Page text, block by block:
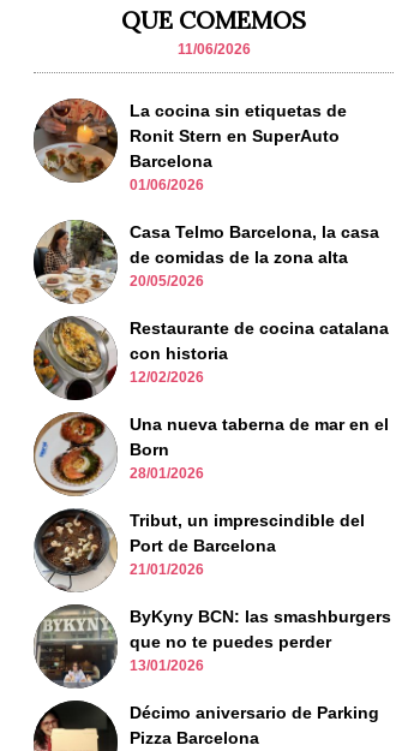
QUE COMEMOS
11/06/2026
La cocina sin etiquetas de
Ronit Stern en SuperAuto
Barcelona
01/06/2026
Casa Telmo Barcelona, la casa
de comidas de la zona alta
20/05/2026
Restaurante de cocina catalana
con historia
12/02/2026
Una nueva taberna de mar en el
Born
28/01/2026
Tribut, un imprescindible del
Port de Barcelona
21/01/2026
ByKyny BCN: las smashburgers
que no te puedes perder
13/01/2026
Décimo aniversario de Parking
Pizza Barcelona